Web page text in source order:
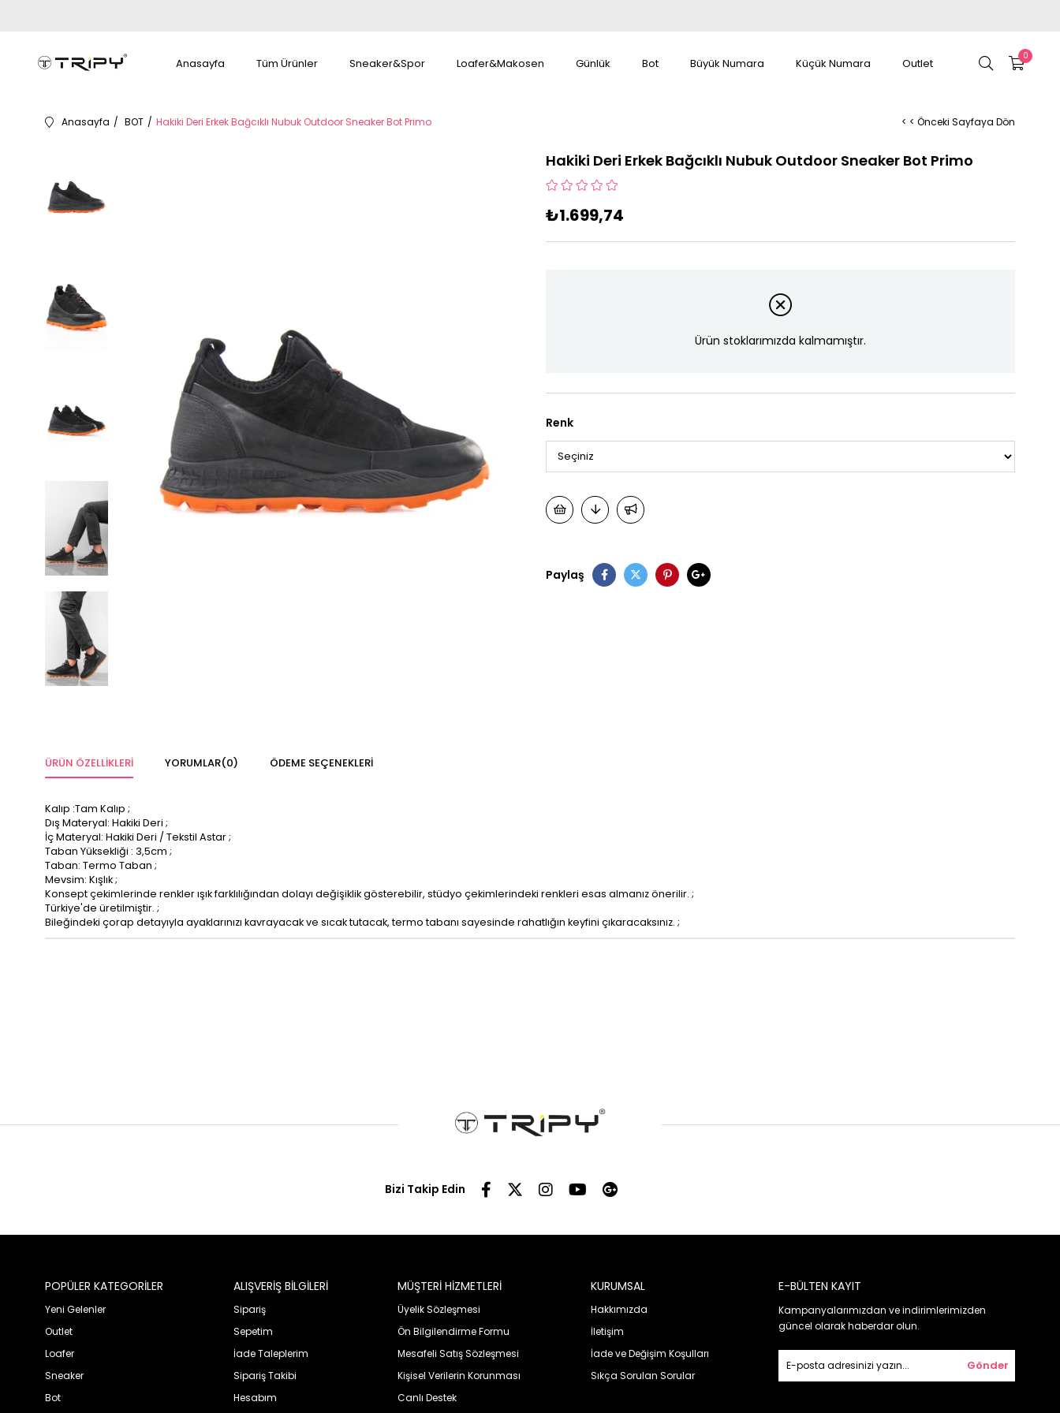
0
Anasayfa Tüm Ürünler Sneaker&Spor Loafer&Makosen Günlük Bot Büyük Numara Küçük Numara Outlet
Anasayfa BOT Hakiki Deri Erkek Bağcıklı Nubuk Outdoor Sneaker Bot Primo < < Önceki Sayfaya Dön
Hakiki Deri Erkek Bağcıklı Nubuk Outdoor Sneaker Bot Primo
₺1.699,74
Ürün stoklarımızda kalmamıştır.
Renk
Paylaş
ÜRÜN ÖZELLIKLERI YORUMLAR(0) ÖDEME SEÇENEKLERI
Kalıp :Tam Kalıp ;
Dış Materyal: Hakiki Deri ;
İç Materyal: Hakiki Deri / Tekstil Astar ;
Taban Yüksekliği : 3,5cm ;
Taban: Termo Taban ;
Mevsim: Kışlık ;
Konsept çekimlerinde renkler ışık farklılığından dolayı değişiklik gösterebilir, stüdyo çekimlerindeki renkleri esas almanız önerilir. ;
Türkiye'de üretilmiştir. ;
Bileğindeki çorap detayıyla ayaklarınızı kavrayacak ve sıcak tutacak, termo tabanı sayesinde rahatlığın keyfini çıkaracaksınız. ;
Bizi Takip Edin
POPÜLER KATEGORİLER
Yeni Gelenler
Outlet
Loafer
Sneaker
Bot
ALIŞVERİŞ BİLGİLERİ
Sipariş
Sepetim
İade Taleplerim
Sipariş Takibi
Hesabım
MÜŞTERİ HİZMETLERİ
Üyelik Sözleşmesi
Ön Bilgilendirme Formu
Mesafeli Satış Sözleşmesi
Kişisel Verilerin Korunması
Canlı Destek
KURUMSAL
Hakkımızda
İletişim
İade ve Değişim Koşulları
Sıkça Sorulan Sorular
E-BÜLTEN KAYIT
Kampanyalarımızdan ve indirimlerimizden
güncel olarak haberdar olun.
Gönder